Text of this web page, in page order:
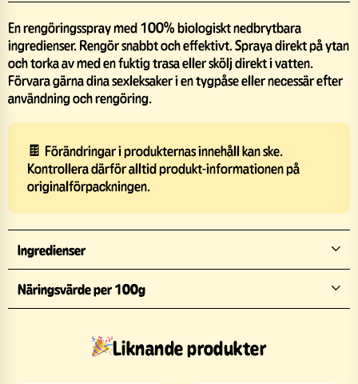
En rengöringsspray med 100% biologiskt nedbrytbara
ingredienser. Rengör snabbt och effektivt. Spraya direkt på ytan
och torka av med en fuktig trasa eller skölj direkt i vatten.
Förvara gärna dina sexleksaker i en tygpåse eller necessär efter
användning och rengöring.
🍫 Förändringar i produkternas innehåll kan ske.
Kontrollera därför alltid produkt-informationen på
originalförpackningen.
Ingredienser
Näringsvärde per 100g
Liknande produkter